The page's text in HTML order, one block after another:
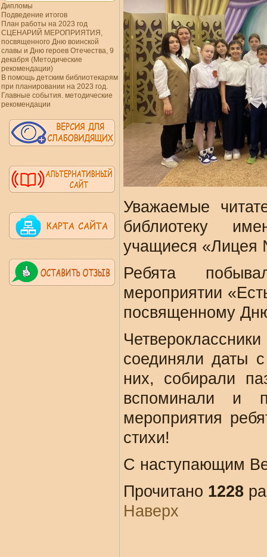
Дипломы
Подведение итогов
План работы на 2023 год
СЦЕНАРИЙ МЕРОПРИЯТИЯ,
посвященного Дню воинской
славы и Дню героев Отечества, 9
декабря (Методические
рекомендации)
В помощь детским библиотекарям
при планировании на 2023 год.
Главные события. методические
рекомендации
Уважаемые
библиотеку
учащиеся
Ребята
мероприятии
посвященному
соединяли даты
них, собирали
вспоминали и
мероприятия
стихи!
С наступающим
Прочитано 1228
Наверх